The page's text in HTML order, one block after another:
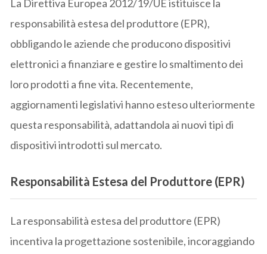
La Direttiva Europea 2012/19/UE istituisce la
responsabilità estesa del produttore (EPR),
obbligando le aziende che producono dispositivi
elettronici a finanziare e gestire lo smaltimento dei
loro prodotti a fine vita. Recentemente,
aggiornamenti legislativi hanno esteso ulteriormente
questa responsabilità, adattandola ai nuovi tipi di
dispositivi introdotti sul mercato.
Responsabilità Estesa del Produttore (EPR)
La responsabilità estesa del produttore (EPR)
incentiva la progettazione sostenibile, incoraggiando